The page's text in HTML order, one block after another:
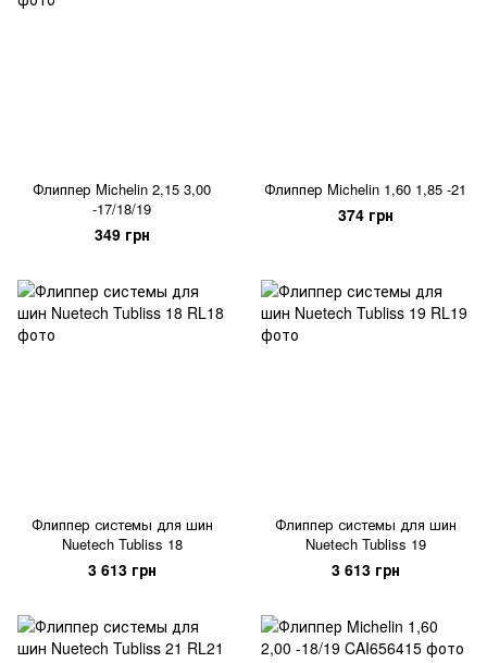
Флиппер Michelin 2,15 3,00
-17/18/19
349 грн
Флиппер Michelin 1,60 1,85 -21
374 грн
Флиппер системы для шин
Nuetech Tubliss 18
3 613 грн
Флиппер системы для шин
Nuetech Tubliss 19
3 613 грн